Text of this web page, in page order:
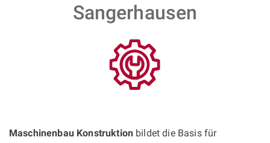
Sangerhausen
Maschinenbau Konstruktion bildet die Basis für